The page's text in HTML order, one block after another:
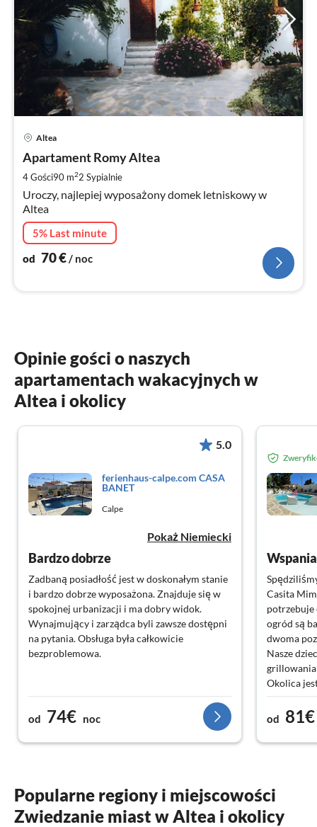
Altea
Apartament Romy Altea
4 Gości90 m22 Sypialnie
Uroczy, najlepiej wyposażony domek letniskowy w
Altea
5% Last minute
od 70€/ noc
Opinie gości o naszych
apartamentach wakacyjnych w
Altea i okolicy
5.0
ferienhaus-calpe.com CASA
BANET
Calpe
Pokaż Niemiecki
Bardzo dobrze
Zadbaną posiadłość jest w doskonałym stanie
i bardzo dobrze wyposażona. Znajduje się w
spokojnej urbanizacji i ma dobry widok.
Wynajmujący i zarządca byli zawsze dostępni
na pytania. Obsługa była całkowicie
bezproblemowa.
od 74€ noc
Casita
potrzebuje
ogród są
dwoma
Nasze
grillowania
Okolica
pięć minut
miasta i
od 81€
Popularne regiony i miejscowości
Zwiedzanie miast w Altea i okolicy